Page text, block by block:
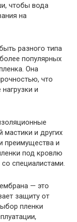
чтобы вода
на
разного типа
популярных
Она
что
и
мастики и других
преимущества и
под кровлю
специалистами.
— это
защиту от
пленки